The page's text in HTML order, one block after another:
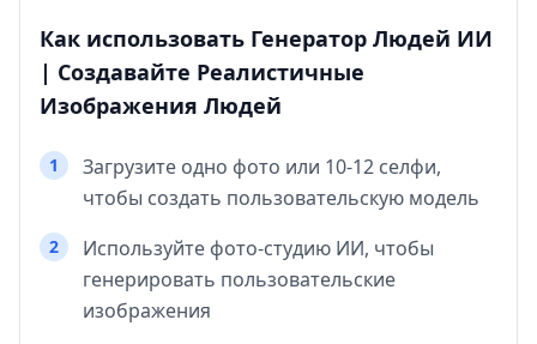
Как использовать Генератор Людей ИИ
| Создавайте Реалистичные
Изображения Людей
1
Загрузите одно фото или 10-12 селфи,
чтобы создать пользовательскую модель
2
Используйте фото-студию ИИ, чтобы
генерировать пользовательские
изображения